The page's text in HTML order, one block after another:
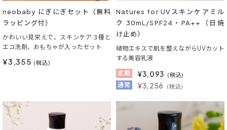
neobaby にぎにぎセット（無料
ラッピング付）
かわいい見栄えで、スキンケア３種と
エコ洗剤、おもちゃが入ったセット
¥3,355 (税込)
Natures for UVスキンケアミル
ク 30mL/SPF24・PA++（日焼
け止め）
植物エキスで肌を整えながらUVカット
する美容乳液
定期
¥3,093 (税込)
通常 ¥3,256 (税込)